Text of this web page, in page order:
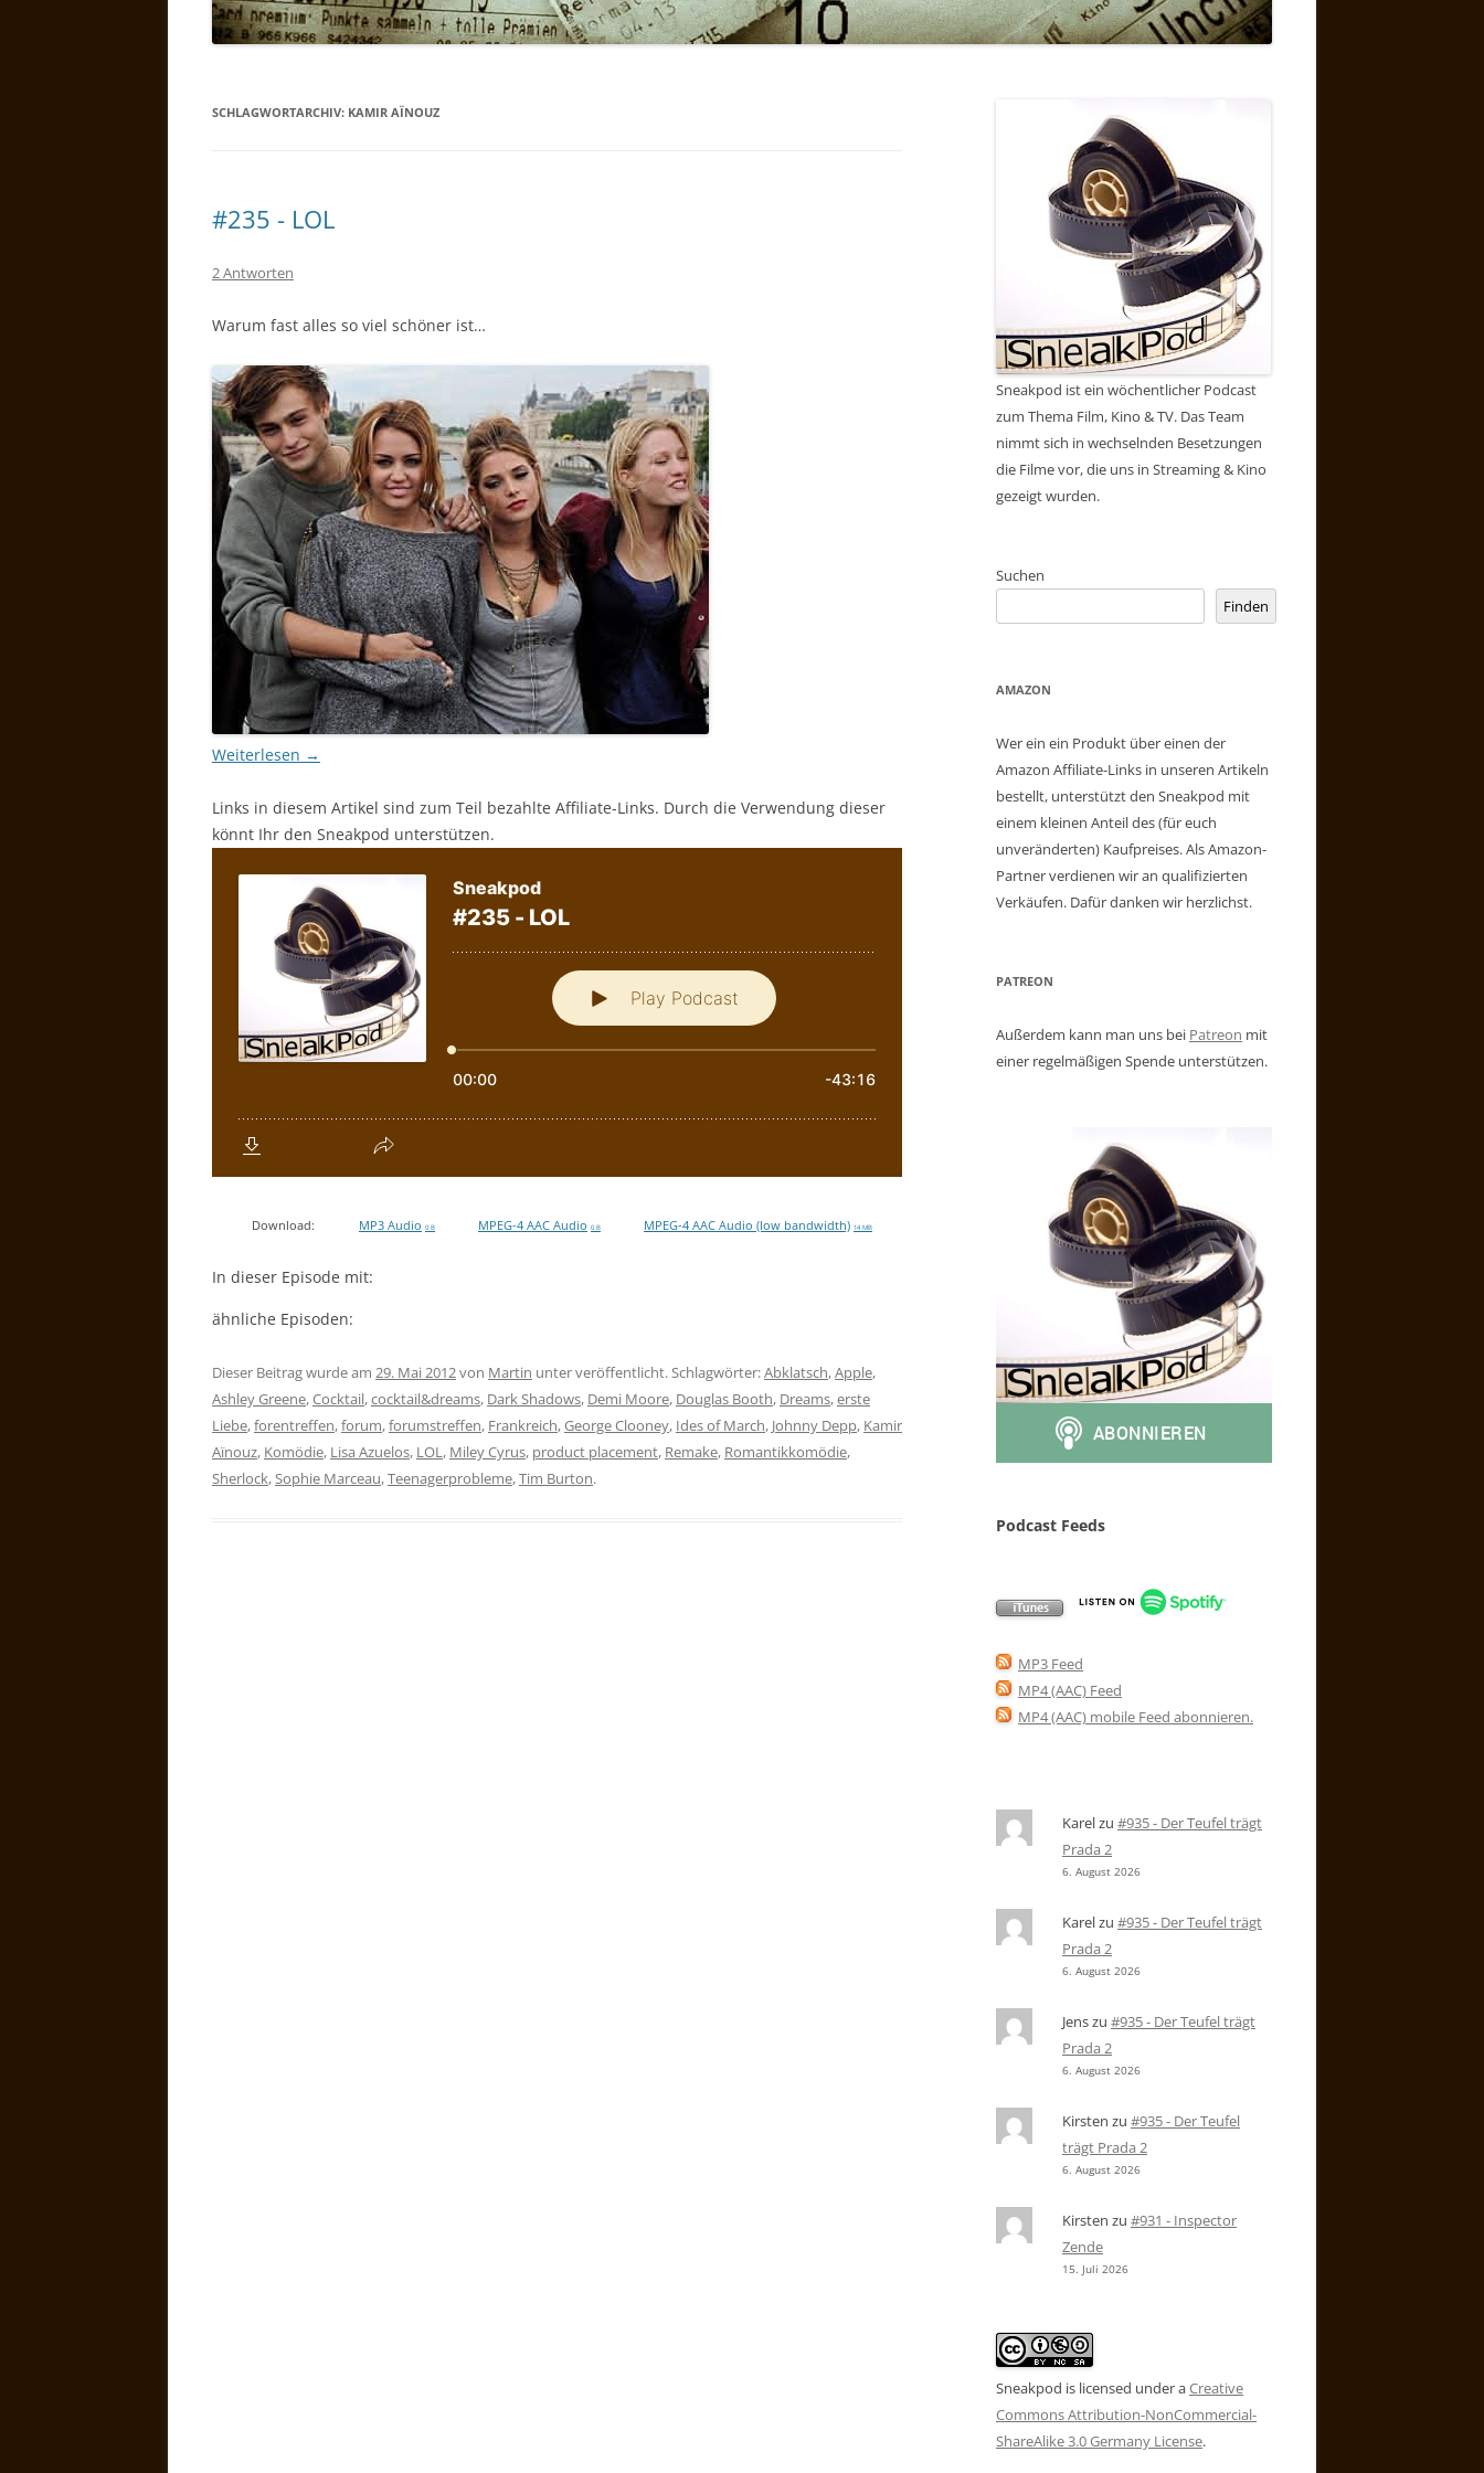
SCHLAGWORTARCHIV: KAMIR AÏNOUZ
#235 - LOL
2 Antworten
Warum fast alles so viel schöner ist…
Weiterlesen →
Links in diesem Artikel sind zum Teil bezahlte Affiliate-Links. Durch die Verwendung dieser
könnt Ihr den Sneakpod unterstützen.
Download: MP3 Audio 0 B MPEG-4 AAC Audio 0 B MPEG-4 AAC Audio (low bandwidth) 14 MB
In dieser Episode mit:
ähnliche Episoden:
Dieser Beitrag wurde am 29. Mai 2012von Martin unter veröffentlicht. Schlagwörter:Abklatsch,Apple,
Ashley Greene,Cocktail,cocktail&dreams, Dark Shadows, Demi Moore, Douglas Booth, Dreams,erste
Liebe,forentreffen,forum,forumstreffen, Frankreich,George Clooney, Ides of March, Johnny Depp, Kamir
Aïnouz, Komödie, Lisa Azuelos, LOL, Miley Cyrus, product placement, Remake, Romantikkomödie,
Sherlock,Sophie Marceau,Teenagerprobleme,Tim Burton.
Sneakpod ist ein wöchentlicher Podcast
zum Thema Film, Kino & TV. Das Team
nimmt sich in wechselnden Besetzungen
die Filme vor, die uns in Streaming & Kino
gezeigt wurden.
Suchen
Finden
AMAZON
Wer ein ein Produkt über einen der
Amazon Affiliate-Links in unseren Artikeln
bestellt, unterstützt den Sneakpod mit
einem kleinen Anteil des (für euch
unveränderten) Kaufpreises. Als Amazon-
Partner verdienen wir an qualifizierten
Verkäufen. Dafür danken wir herzlichst.
PATREON
Außerdem kann man uns bei Patreon mit
einer regelmäßigen Spende unterstützen.
Podcast Feeds
MP3 Feed
MP4 (AAC) Feed
MP4 (AAC) mobile Feed abonnieren.
Karelzu #935 - Der Teufel trägt
Prada 2
6. August 2026
Karelzu #935 - Der Teufel trägt
Prada 2
6. August 2026
Jenszu #935 - Der Teufel trägt
Prada 2
6. August 2026
Kirsten zu #935 - Der Teufel
trägt Prada 2
6. August 2026
Kirsten zu #931 - Inspector
Zende
15. Juli 2026
Sneakpod is licensed under aCreative
Commons Attribution-NonCommercial-
ShareAlike 3.0 Germany License.